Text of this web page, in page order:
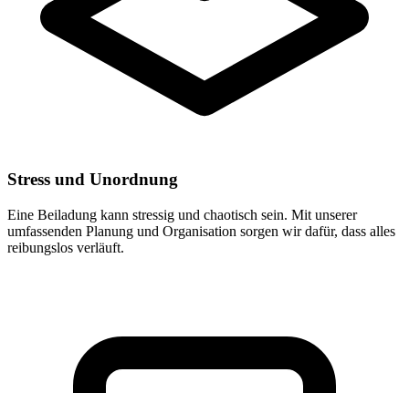
Stress und Unordnung
Eine Beiladung kann stressig und chaotisch sein. Mit unserer
umfassenden Planung und Organisation sorgen wir dafür, dass alles
reibungslos verläuft.